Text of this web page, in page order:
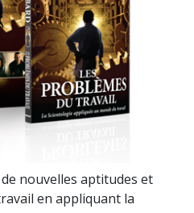
nouvelles aptitudes et
en appliquant la